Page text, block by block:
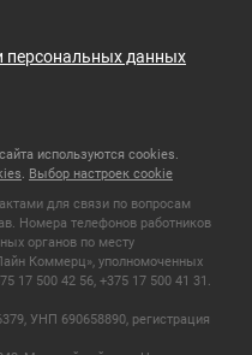
персональных данных
используются cookies.
. Выбор настроек cookie
для связи по вопросам
Номера телефонов работников
органов по месту
Коммерц», уполномоченных
17 500 42 56, +375 17 500 41 31.
УНП 690658890, регистрация